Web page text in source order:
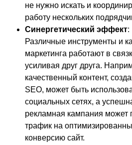
не нужно искать и
работу нескольких
Синергетический эффект:
Различные инструменты и
маркетинга работают в
усиливая друг друга.
качественный контент,
SEO, может быть
социальных сетях, а
рекламная кампания может
трафик на
конверсию сайт.